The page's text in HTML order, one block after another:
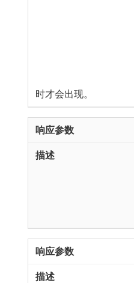
时才会出现。